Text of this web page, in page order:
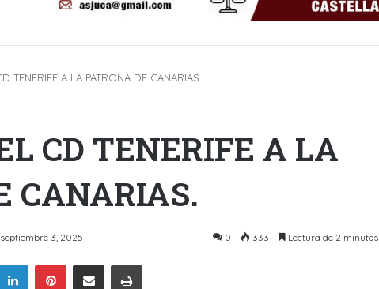
TENERIFE A LA PATRONA DE CANARIAS.
CD TENERIFE A LA
CANARIAS.
septiembre 3, 2025 0 333 Lectura de 2 minutos
LinkedInPinterestCompartir por Email Imprimir